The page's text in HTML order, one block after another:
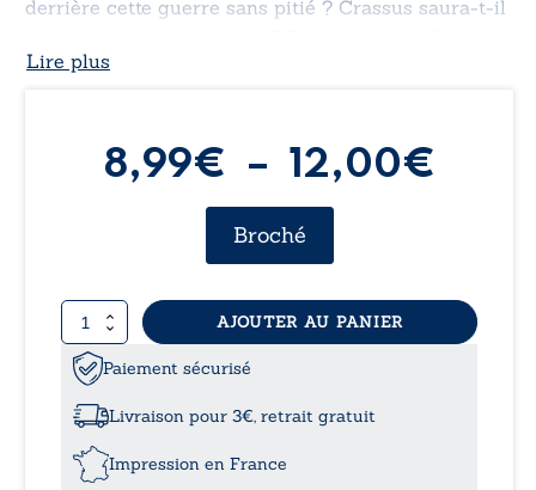
derrière cette guerre sans pitié ? Crassus saura-t-il
l’honneur se mêle à la trahison, chaque mouvement
Lire plus
8,99€ – 12,00€
Broché
quantité
de
Les
cavaliers
AJOUTER AU PANIER
Paiement sécurisé
Livraison pour 3€, retrait gratuit
Impression en France